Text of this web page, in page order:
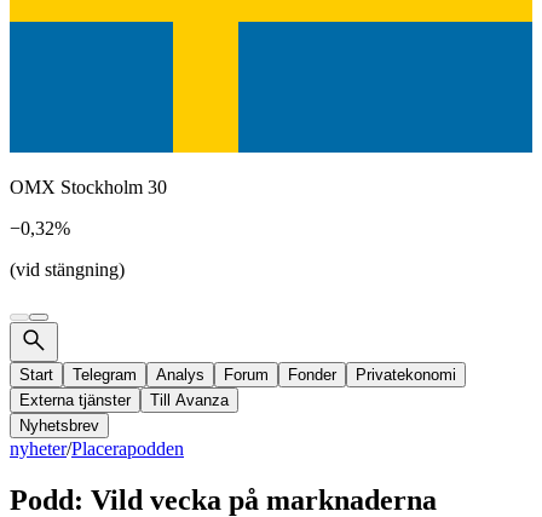
OMX Stockholm 30
−0,32%
(vid stängning)
Start Telegram Analys Forum Fonder
Privatekonomi
Externa tjänster
Till Avanza
Nyhetsbrev
nyheter/Placerapodden
Podd: Vild vecka på marknaderna